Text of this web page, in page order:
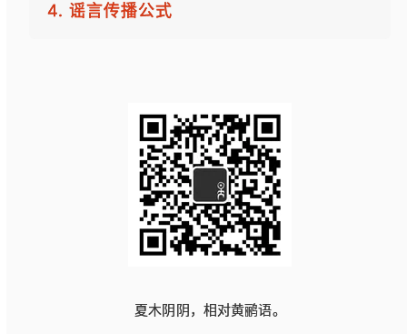
4. 谣言传播公式
夏木阴阴，相对黄鹂语。